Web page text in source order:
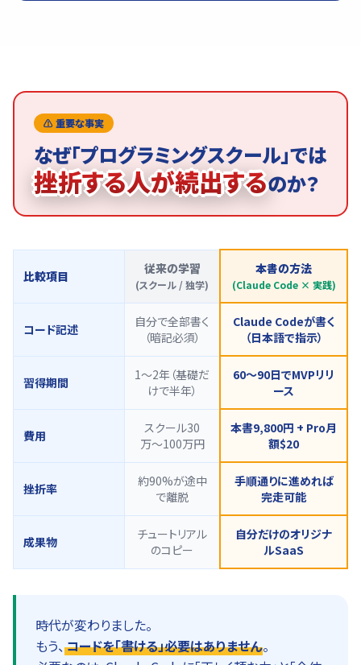
⚠️ 重要な事実
なぜ「プログラミングスクール」では
挫折する人が続出するのか？
比較項目 従来の学習
(スクール / 独学)
本書の方法
(Claude Code × 実践)
コード記述
自分で全部書く
（暗記必須）
Claude Codeが書く
（日本語で指示）
習得期間
1〜2年（基礎だ
けで半年）
60〜90日でMVPリリ
ース
費用
スクール30
万〜100万円
本書9,800円 + Pro月
額$20
挫折率
約90%が途中
で離脱
手順通りに進めれば
完走可能
成果物
チュートリアル
のコピー
自分だけのオリジナ
ルSaaS
時代が変わりました。
もう、コードを「書ける」必要はありません。